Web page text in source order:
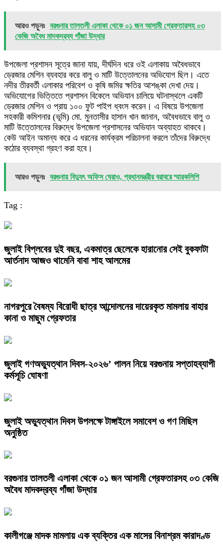
আরও পড়ুনঃ বরগুনার তালতলী এলাকা থেকে ০১ জন আসামী গ্রেফতারসহ ০৩
কেজি অবৈধ মাদকদ্রব্য গাঁজা উদ্ধার
উপজেলা প্রশাসন সূত্রে জানা যায়, দীর্ঘদিন ধরে ওই এলাকায় অবৈধভাবে
ড্রেজার মেশিন ব্যবহার করে বালু ও মাটি উত্তোলনের অভিযোগ ছিল। এতে
নদীর তীরবর্তী এলাকার পরিবেশ ও কৃষি জমির ক্ষতির আশঙ্কা দেখা দেয়।
অভিযোগের ভিত্তিতে প্রশাসন বিকেলে অভিযান চালিয়ে ঘটনাস্থলে একটি
ড্রেজার মেশিন ও প্রায় ১০০ ফুট পাইপ ধ্বংস করেন। এ বিষয়ে উপজেলা
সহকারী কমিশনার (ভূমি) মো. মুনতাসীর হাসান খান জানান, অবৈধভাবে বালু ও
মাটি উত্তোলনের বিরুদ্ধে উপজেলা প্রশাসনের অভিযান অব্যাহত থাকবে।
কেউ আইন অমান্য করে এ ধরনের কার্যক্রম পরিচালনা করলে তাঁদের বিরুদ্ধে
কঠোর ব্যবস্থা গ্রহণ করা হবে।
আরও পড়ুনঃ বরগুনায় বিদ্যুৎ অফিস ঘেরাও, প্রধানমন্ত্রীর বরাবরে স্মারকলিপি
Tag :
জুলাই বিপ্লবের দুই বছর, একমাত্র ছেলেকে হারানোর সেই বুকফাটা
আর্তনাদ আজও থামেনি বাবা শাহ আলমের
নাগরপুরে বৈষম্য বিরোধী ছাত্র আন্দোলনের দায়েরকৃত মামলায় বাহার
কানা ও মাছুম গ্রেফতার
জুলাই গণঅভ্যুত্থান দিবস-২০২৬’ পালন নিয়ে বরগুনায় সপ্তাহব্যাপী
কর্মসূচি ঘোষণা
জুলাই অভ্যুত্থান দিবস উপলক্ষে টাঙ্গাইলে সমাবেশ ও গণ মিছিল
অনুষ্ঠিত
বরগুনার তালতলী এলাকা থেকে ০১ জন আসামী গ্রেফতারসহ ০৩ কেজি
অবৈধ মাদকদ্রব্য গাঁজা উদ্ধার
কালীগঞ্জে মাদক মামলায় এক ব্যক্তির এক মাসের বিনাশ্রম কারাদণ্ড